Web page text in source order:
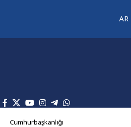
AR
Cumhurbaşkanlığı